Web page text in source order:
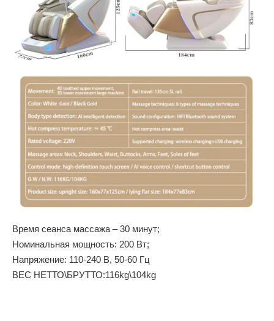
Время сеанса массажа – 30 минут;
Номинальная мощность: 200 Вт;
Напряжение: 110-240 В, 50-60 Гц
ВЕС НЕТТО\БРУТТО:116kg\104kg